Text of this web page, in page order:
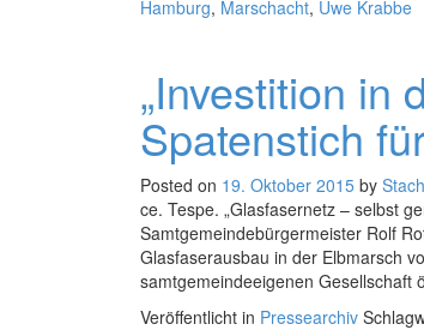
Hamburg, Marschacht, Uwe Krabbe
„Investition in
Spatenstich
Posted on 19. Oktober 2015 by
ce. Tespe. „Glasfasernetz – selbst
Samtgemeindebürgermeister Rolf
Glasfaserausbau in der Elbmarsch
samtgemeindeeigenen Gesellschaft
Veröffentlicht in Pressearchiv